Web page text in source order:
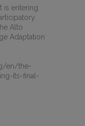
is entering
Alto
Adaptation
en/the-
its-final-